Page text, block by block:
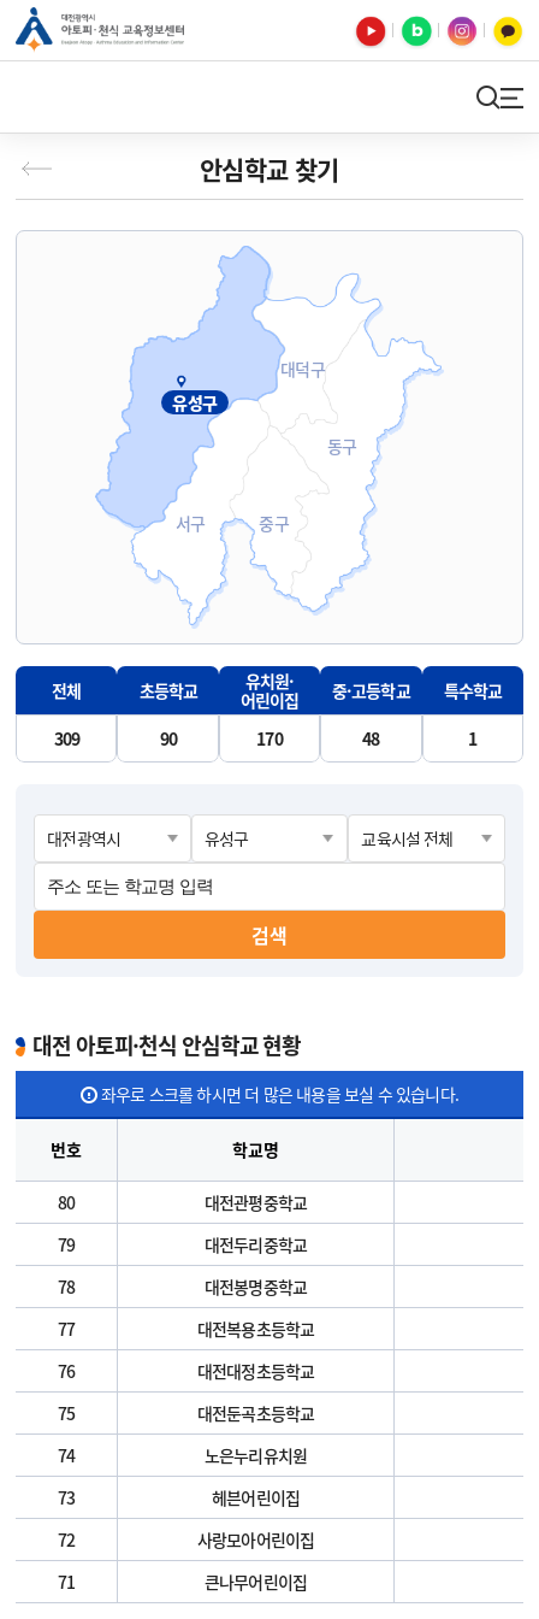
안심학교 찾기
유성구
대덕구
동구
서구 중구
전체
309
초등학교
90
유치원·
어린이집
170
중·고등학교
48
특수학교
1
검색
대전 아토피·천식 안심학교 현황
좌우로 스크롤 하시면 더 많은 내용을 보실 수 있습니다.
번호 학교명
80
대전관평중학교
79
대전두리중학교
78
대전봉명중학교
77
대전복용초등학교
76
대전대정초등학교
75
대전둔곡초등학교
74
노은누리유치원
73
헤븐어린이집
72
사랑모아어린이집
71
큰나무어린이집